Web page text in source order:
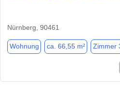
Nürnberg, 90461
Wohnung ca. 66,55 m² Zimmer